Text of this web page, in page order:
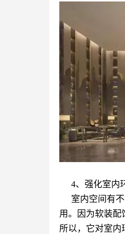
4、强化室内
室内空间有
用。因为软装配
所以，它对室内